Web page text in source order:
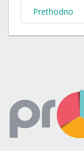
Prethodno